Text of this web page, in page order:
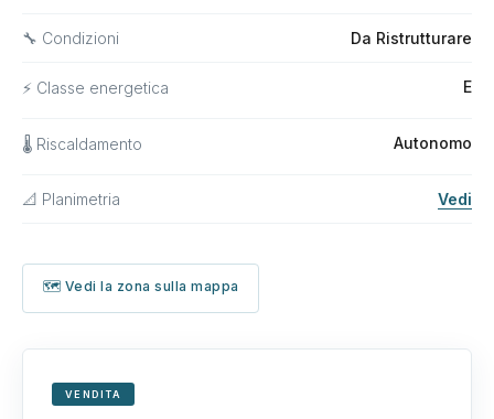
🔧 Condizioni Da Ristrutturare
⚡ Classe energetica E
🌡 Riscaldamento Autonomo
📐 Planimetria Vedi
🗺 Vedi la zona sulla mappa
VENDITA